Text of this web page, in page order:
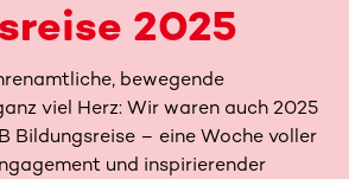
2025
bewegende
viel Herz: Wir waren auch 2025
Bildungsreise – eine Woche voller
und inspirierender